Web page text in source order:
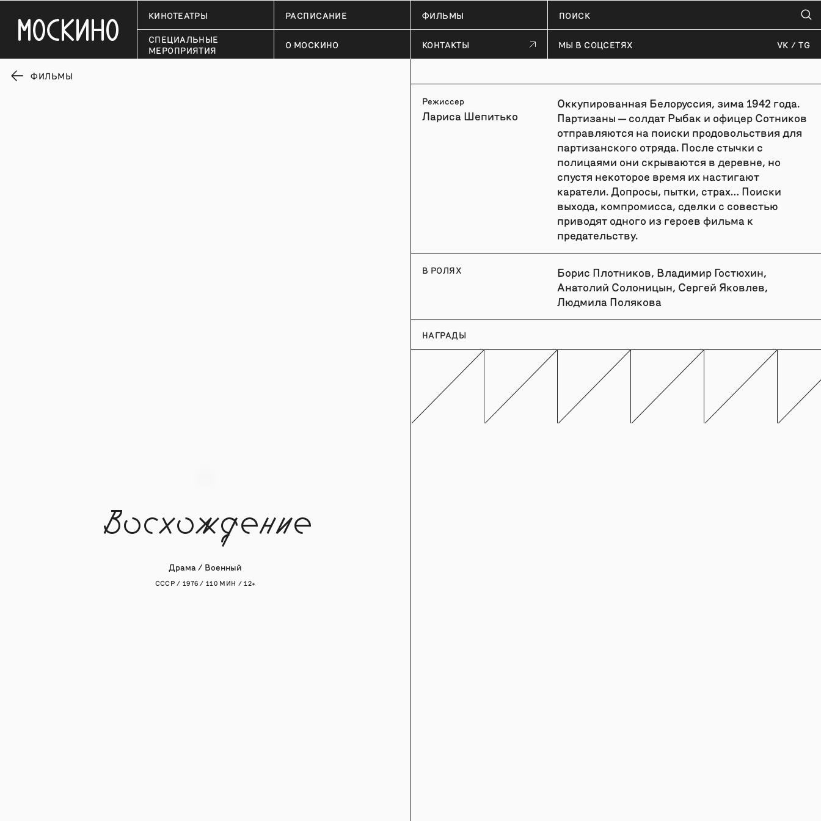
КИНОТЕАТРЫ РАСПИСАНИЕ ФИЛЬМЫ
СПЕЦИАЛЬНЫЕ
МЕРОПРИЯТИЯ
О МОСКИНО КОНТАКТЫ МЫ В СОЦСЕТЯХ VK TG
ФИЛЬМЫ
Восхождение
Драма / Военный
СССР / 1976 / 110 МИН / 12+
Режиссер
Лариса Шепитько
Оккупированная Белоруссия, зима 1942 года.
Партизаны — солдат Рыбак и офицер Сотников
отправляются на поиски продовольствия для
партизанского отряда. После стычки с
полицаями они скрываются в деревне, но
спустя некоторое время их настигают
каратели. Допросы, пытки, страх… Поиски
выхода, компромисса, сделки с совестью
приводят одного из героев фильма к
предательству.
В РОЛЯХ
Борис Плотников, Владимир Гостюхин,
Анатолий Солоницын, Сергей Яковлев,
Людмила Полякова
НАГРАДЫ